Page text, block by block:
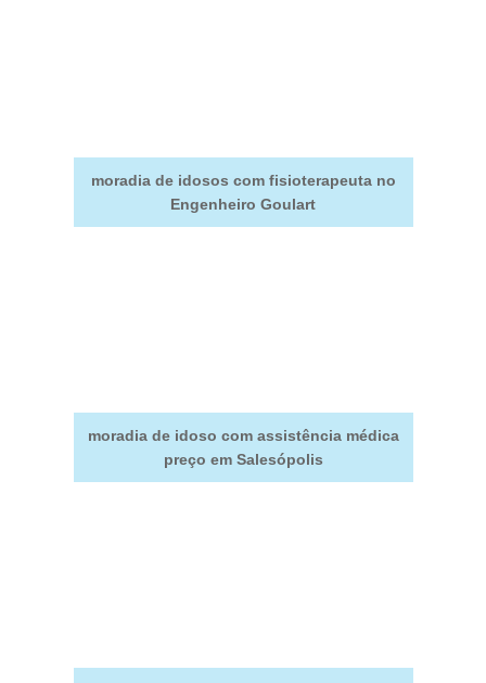
moradia de idosos com fisioterapeuta no
Engenheiro Goulart
moradia de idoso com assistência médica
preço em Salesópolis